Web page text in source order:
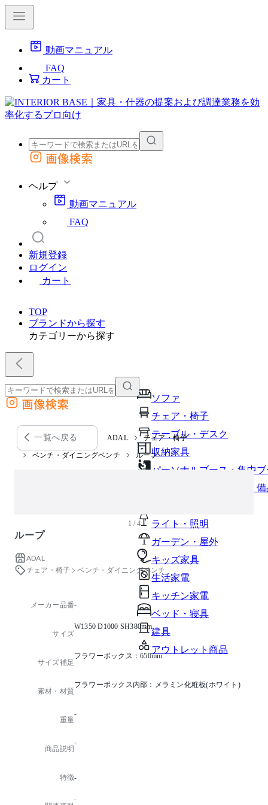
動画マニュアル
FAQ
カート
外部サイトの商品をカートに追加
画像検索
ヘルプ
動画マニュアル
FAQ
新規登録
ログイン
カート
TOP
ブランドから探す
カテゴリーから探す
ソファ
チェア・椅子
テーブル・デスク
収納家具
パーソナルブース・集中
オフィスアクセサリー・
ライト・照明
ガーデン・屋外
キッズ家具
生活家電
キッチン家電
ベッド・寝具
建具
アウトレット商品
外部サイトの商品をカートに追加
他のサイトで見つけた商品ページのURLを貼り付けて、カートに追加できます
画像検索
一覧へ戻る ADAL チェア・椅子
ベンチ・ダイニングベンチ ループ
1 / 4
ループ
ADAL
チェア・椅子
ベンチ・ダイニングベンチ
メーカー品番-
サイズ
W1350 D1000 SH380mm
サイズ補足
フラワーボックス：650mm
素材・材質
フラワーボックス内部：メラミン化粧板(ホワイト)
重量
-
商品説明
-
特徴-
-